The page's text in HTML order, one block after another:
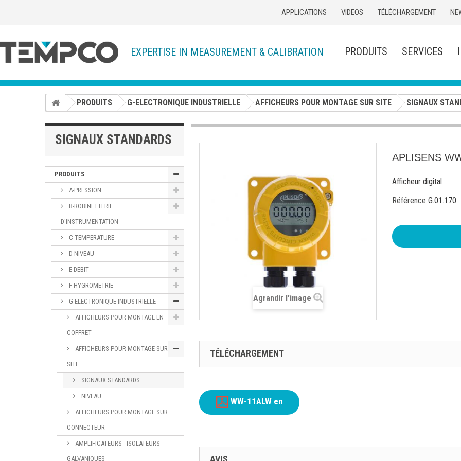
APPLICATIONS VIDEOS TÉLÉCHARGEMENT
EXPERTISE IN MEASUREMENT & CALIBRATION PRODUITS SERVICES
PRODUITS G-ELECTRONIQUE INDUSTRIELLE AFFICHEURS POUR MONTAGE SUR SITE SIGNAUX
SIGNAUX STANDARDS
PRODUITS
A-PRESSION
B-ROBINETTERIE
D'INSTRUMENTATION
C-TEMPERATURE
D-NIVEAU
E-DEBIT
F-HYGROMETRIE
G-ELECTRONIQUE INDUSTRIELLE
AFFICHEURS POUR MONTAGE EN
COFFRET
AFFICHEURS POUR MONTAGE SUR
SITE
SIGNAUX STANDARDS
NIVEAU
AFFICHEURS POUR MONTAGE SUR
CONNECTEUR
AMPLIFICATEURS - ISOLATEURS
GALVANIQUES
Agrandir l'image
APLISENS
Afficheur digital
Référence G.01.170
TÉLÉCHARGEMENT
WW-11ALW en